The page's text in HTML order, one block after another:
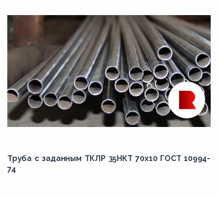
Труба с заданным ТКЛР 35НКТ 70x10 ГОСТ 10994-
74